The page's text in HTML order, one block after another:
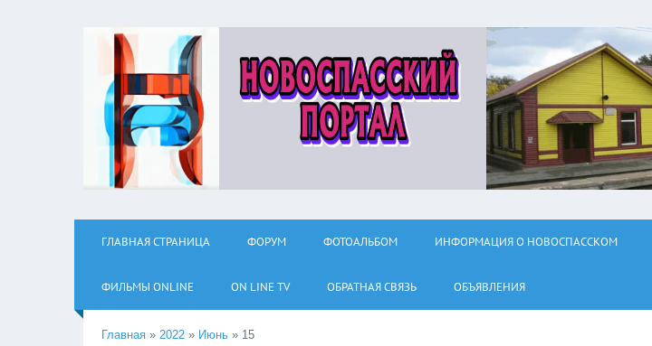
ГЛАВНАЯ СТРАНИЦА ФОРУМ ФОТОАЛЬБОМ ИНФОРМАЦИЯ О НОВОСПАССКОМ
ФИЛЬМЫ ОNLINE ON LINE TV ОБРАТНАЯ СВЯЗЬ ОБЪЯВЛЕНИЯ
Главная » 2022 » Июнь » 15